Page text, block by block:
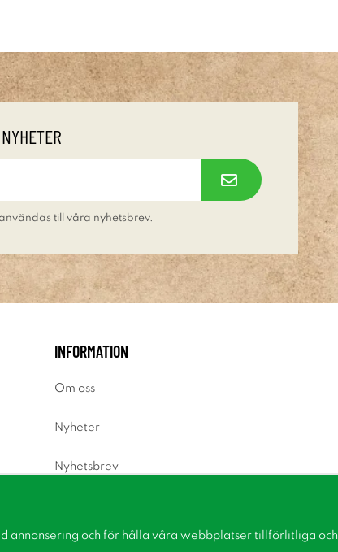
till våra nyhetsbrev.
INFORMATION
Om oss
Nyheter
Nyhetsbrev
Inspiration
annonsering och för hålla våra webbplatser tillförlitliga